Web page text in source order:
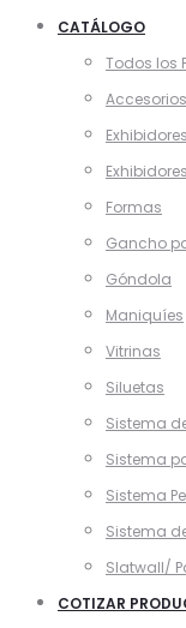
CATÁLOGO
Todos los
Exhibidores
Formas
Gancho
Góndola
Maniquíes
Vitrinas
Siluetas
Sistema
Sistema
Sistema
Sistema
Slatwall/
COTIZAR